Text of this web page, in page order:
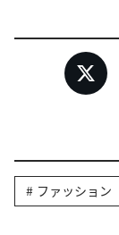
ファッション